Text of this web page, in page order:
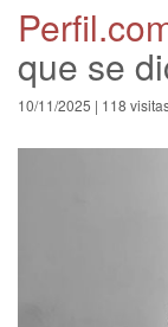
que se
10/11/2025 | 118